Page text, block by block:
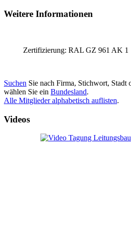
Weitere Informationen
Zertifizierung: RAL GZ 961 AK 1
Suchen Sie nach Firma, Stichwort, Stadt
wählen Sie ein Bundesland.
Alle Mitglieder alphabetisch auflisten.
Videos